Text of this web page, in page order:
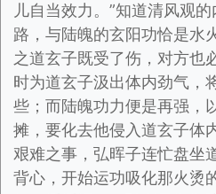
儿自当效力。”知道清风观
路，与陆魄的玄阳功恰是水
之道玄子既受了伤，对方也
时为道玄子汲出体内劲气，
些；而陆魄功力便是再强，
摊，要化去他侵入道玄子体
艰难之事，弘晖子连忙盘坐
背心，开始运功吸化那火烫